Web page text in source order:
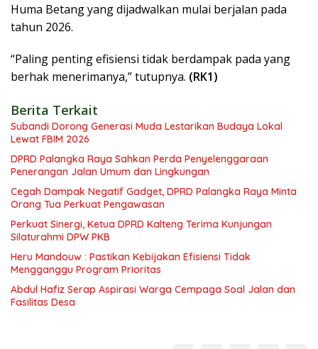
Huma Betang yang dijadwalkan mulai berjalan pada
tahun 2026.
“Paling penting efisiensi tidak berdampak pada yang
berhak menerimanya,” tutupnya. (RK1)
Berita Terkait
Subandi Dorong Generasi Muda Lestarikan Budaya Lokal
Lewat FBIM 2026
DPRD Palangka Raya Sahkan Perda Penyelenggaraan
Penerangan Jalan Umum dan Lingkungan
Cegah Dampak Negatif Gadget, DPRD Palangka Raya Minta
Orang Tua Perkuat Pengawasan
Perkuat Sinergi, Ketua DPRD Kalteng Terima Kunjungan
Silaturahmi DPW PKB
Heru Mandouw : Pastikan Kebijakan Efisiensi Tidak
Mengganggu Program Prioritas
Abdul Hafiz Serap Aspirasi Warga Cempaga Soal Jalan dan
Fasilitas Desa